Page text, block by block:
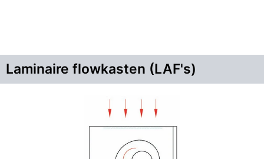
Laminaire flowkasten (LAF's)